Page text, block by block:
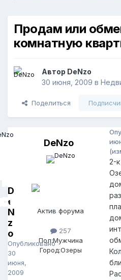
Продам или
комнатную
Автор DeNzo
30 июня, 2009 в
Поделиться
D
e
N
z
o
Опубликовано
30
июня,
2009
DeNzo
Актив форума
257
Пол:Мужчина
Город:Озеры
2-